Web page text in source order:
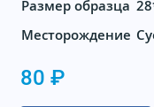
Размер образца
Месторождение
80 ₽